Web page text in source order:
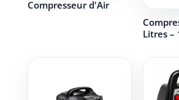
Compresseur d'Air
Litres –